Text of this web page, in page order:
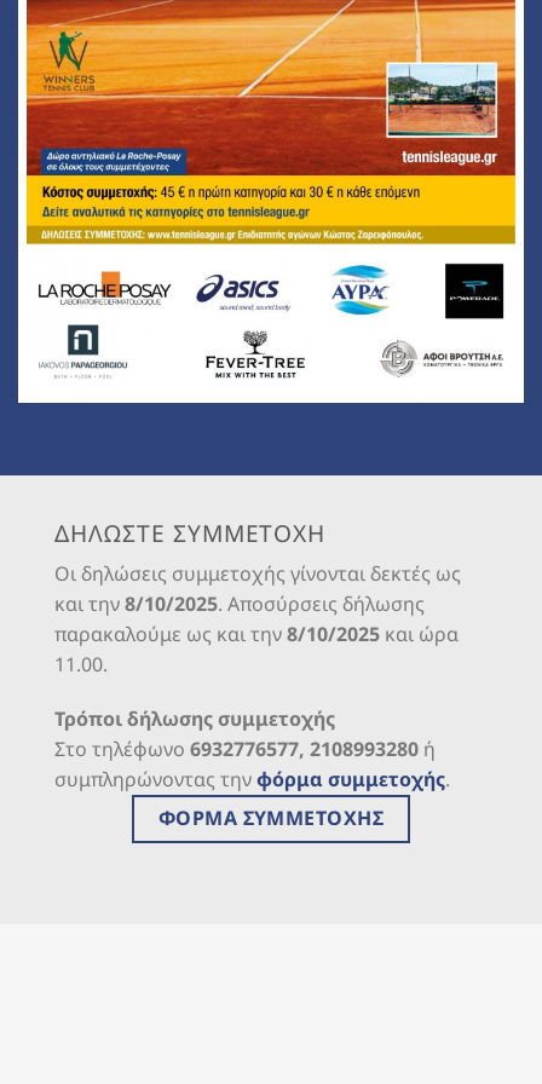
ΔΗΛΩΣΤΕ ΣΥΜΜΕΤΟΧΗ
Οι δηλώσεις συμμετοχής γίνονται δεκτές ως
και την8/10/2025. Αποσύρσεις δήλωσης
παρακαλούμε ως και την8/10/2025 και ώρα
11.00.
Τρόποι δήλωσης συμμετοχής
Στο τηλέφωνο 6932776577, 2108993280 ή
συμπληρώνοντας τηνφόρμα συμμετοχής.
ΦΟΡΜΑ ΣΥΜΜΕΤΟΧΗΣ